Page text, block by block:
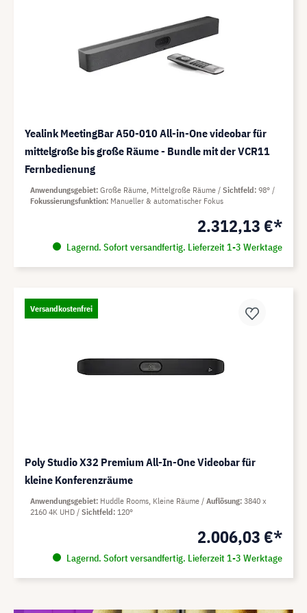
Yealink MeetingBar A50-010 All-in-One videobar für
mittelgroße bis große Räume - Bundle mit der VCR11
Fernbedienung
2.312,13 €*
Lagernd. Sofort versandfertig. Lieferzeit 1-3 Werktage
Anwendungsgebiet Große Räume, Mittelgroße Räume Sichtfeld 98°
Fokussierungsfunktion Manueller & automatischer Fokus
Versandkostenfrei
Poly Studio X32 Premium All-In-One Videobar für
kleine Konferenzräume
2.006,03 €*
Lagernd. Sofort versandfertig. Lieferzeit 1-3 Werktage
Anwendungsgebiet Huddle Rooms, Kleine Räume Auflösung 3840 x
2160 4K UHD
Sichtfeld 120°